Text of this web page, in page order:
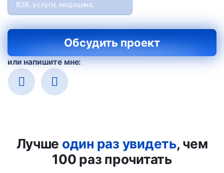
Обсудить проект
или напишите мне:
B2B, услуги, медицина.
Лучше один раз увидеть, чем
100 раз прочитать